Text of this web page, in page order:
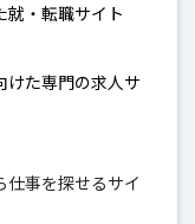
就・転職サイト
けた専門の求人サ
仕事を探せるサイ